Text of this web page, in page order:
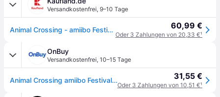
Versandkostenfrei, 9–10 Tage
Animal Crossing - amiibo Festival Bundle - WiiU 60,99 €
Oder 3 Zahlungen von 20,33 €¹
OnBuy
Versandkostenfrei, 10–15 Tage
Animal Crossing amiibo Festival (Nintendo Wii U) 31,55 €
Oder 3 Zahlungen von 10,51 €¹